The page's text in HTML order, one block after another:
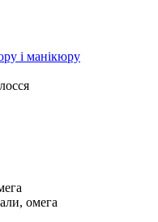
і манікюру
омега